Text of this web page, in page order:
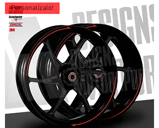
Personalízalo!